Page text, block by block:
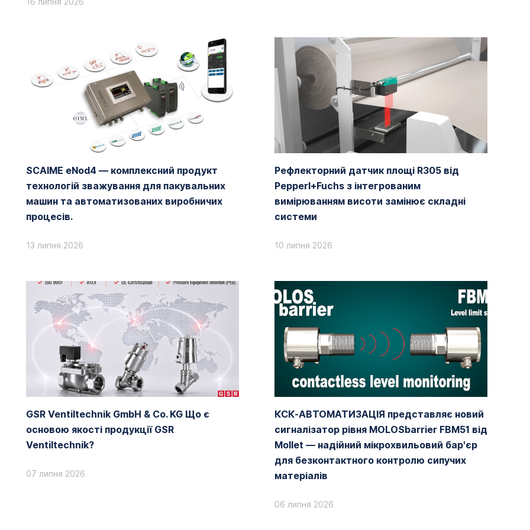
SCAIME eNod4 — комплексний продукт
технологій зважування для пакувальних
машин та автоматизованих виробничих
процесів.
13 липня 2026
Рефлекторний датчик площі R305 від
Pepperl+Fuchs з інтегрованим
вимірюванням висоти замінює складні
системи
10 липня 2026
GSR Ventiltechnik GmbH & Co. KG Що є
основою якості продукції GSR
Ventiltechnik?
07 липня 2026
КСК-АВТОМАТИЗАЦІЯ представляє новий
сигналізатор рівня MOLOSbarrier FBM51 від
Mollet — надійний мікрохвильовий бар'єр
для безконтактного контролю сипучих
матеріалів
06 липня 2026